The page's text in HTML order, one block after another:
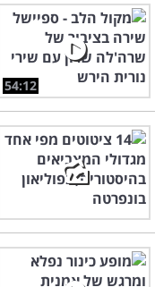
54:12